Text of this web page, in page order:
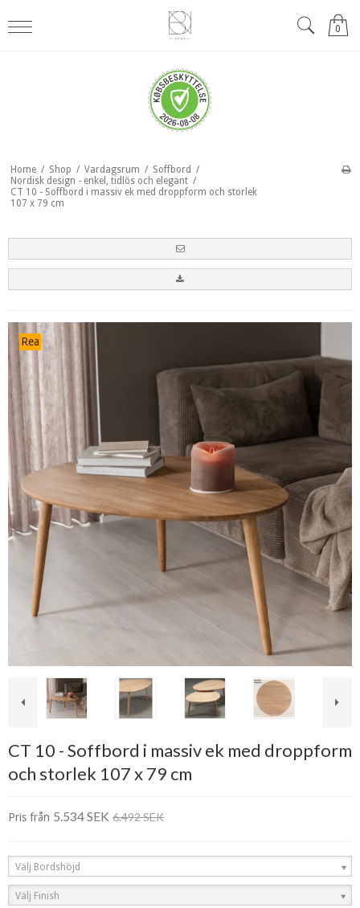
0
Home / Shop / Vardagsrum / Soffbord /
Nordisk design - enkel, tidlös och elegant /
CT 10 - Soffbord i massiv ek med droppform och storlek
107 x 79 cm
Rea
CT 10 - Soffbord i massiv ek med droppform
och storlek 107 x 79 cm
Pris från 5.534 SEK 6.492 SEK
Välj Bordshöjd
Välj Finish